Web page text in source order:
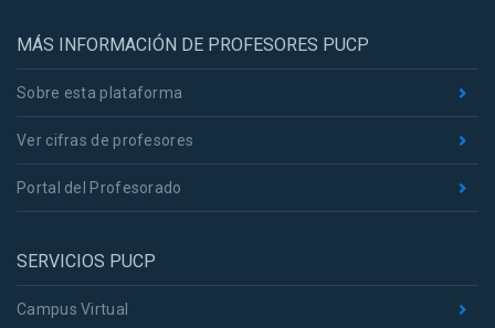
MÁS INFORMACIÓN DE PROFESORES PUCP
Sobre esta plataforma
Ver cifras de profesores
Portal del Profesorado
SERVICIOS PUCP
Campus Virtual